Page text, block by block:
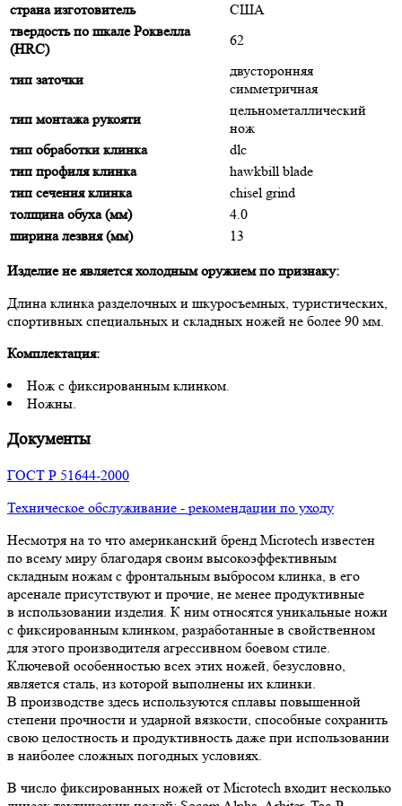
страна изготовитель
США
твердость по шкале Роквелла
(HRC)
62
тип заточки
двусторонняя
симметричная
тип монтажа рукояти
цельнометаллический
нож
тип обработки клинка
dlc
тип профиля клинка
hawkbill blade
тип сечения клинка
chisel grind
толщина обуха (мм)
4.0
ширина лезвия (мм)
13
Изделие не является холодным оружием по признаку:
Длина клинка разделочных и шкуросъемных, туристических,
спортивных специальных и складных ножей не более 90 мм.
Комплектация:
Нож с фиксированным клинком.
Ножны.
Документы
ГОСТ Р 51644-2000
Техническое обслуживание - рекомендации по уходу
Несмотря на то что американский бренд Microtech известен
по всему миру благодаря своим высокоэффективным
складным ножам с фронтальным выбросом клинка, в его
арсенале присутствуют и прочие, не менее продуктивные
в использовании изделия. К ним относятся уникальные ножи
с фиксированным клинком, разработанные в свойственном
для этого производителя агрессивном боевом стиле.
Ключевой особенностью всех этих ножей, безусловно,
является сталь, из которой выполнены их клинки.
В производстве здесь используются сплавы повышенной
степени прочности и ударной вязкости, способные сохранить
свою целостность и продуктивность даже при использовании
в наиболее сложных погодных условиях.
В число фиксированных ножей от Microtech входит несколько